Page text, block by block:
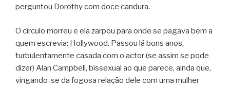
perguntou Dorothy com doce candura.
O círculo morreu e ela zarpou para onde se pagava bem a
quem escrevia: Hollywood. Passou lá bons anos,
turbulentamente casada com o actor (se assim se pode
dizer) Alan Campbell, bissexual ao que parece, ainda que,
vingando-se da fogosa relação dele com uma mulher